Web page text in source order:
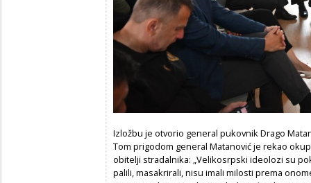
Izložbu je otvorio general pukovnik Drago
Tom prigodom general Matanović je rekao
obitelji stradalnika: „Velikosrpski ideolozi su
palili, masakrirali, nisu imali milosti prema